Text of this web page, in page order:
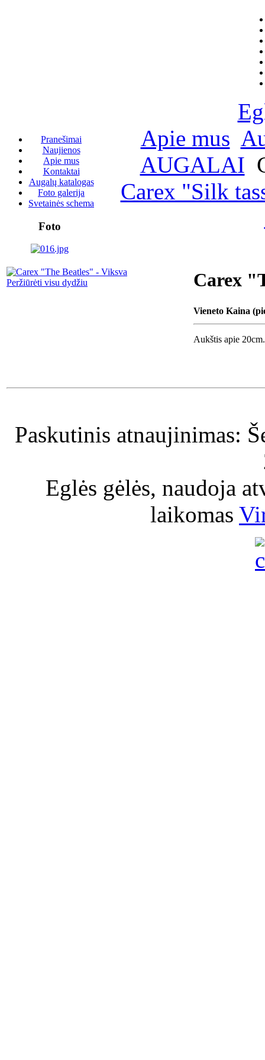
Pranešimai
Naujienos
Apie mus
Kontaktai
Augalų katalogas
Foto galerija
Svetainės schema
Foto
Apie mus
AUGALAI
Carex "Silk
Peržiūrėti visu dydžiu Carex
Vieneto Kaina
Aukštis apie 20cm.
Paskutinis atnaujinimas:
Eglės gėlės, naudoja
laikomas